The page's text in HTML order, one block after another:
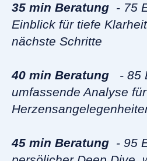
35 min Beratung - 75
Einblick für tiefe
nächste Schritte
40 min Beratung - 85
umfassende Analyse
45 min Beratung - 95